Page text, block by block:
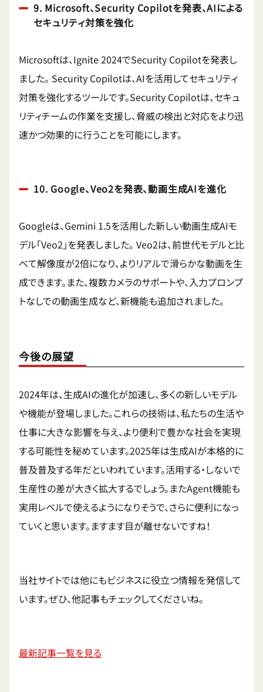
9. Microsoft、Security Copilotを発表、AIによる
セキュリティ対策を強化
Microsoftは、Ignite 2024でSecurity Copilotを発表し
ました。 Security Copilotは、AIを活用してセキュリティ
対策を強化するツールです。Security Copilotは、セキュ
リティチームの作業を支援し、脅威の検出と対応をより迅
速かつ効果的に行うことを可能にします。
10. Google、Veo2を発表、動画生成AIを進化
Googleは、Gemini 1.5を活用した新しい動画生成AIモ
デル「Veo2」を発表しました。 Veo2は、前世代モデルと比
べて解像度が2倍になり、よりリアルで滑らかな動画を生
成できます。また、複数カメラのサポートや、入力プロンプ
トなしでの動画生成など、新機能も追加されました。
今後の展望
2024年は、生成AIの進化が加速し、多くの新しいモデル
や機能が登場しました。これらの技術は、私たちの生活や
仕事に大きな影響を与え、より便利で豊かな社会を実現
する可能性を秘めています。2025年は生成AIが本格的に
普及普及する年だといわれています。活用する・しないで
生産性の差が大きく拡大するでしょう。またAgent機能も
実用レベルで使えるようになりそうで、さらに便利になっ
ていくと思います。ますます目が離せないですね！
当社サイトでは他にもビジネスに役立つ情報を発信して
います。ぜひ、他記事もチェックしてくださいね。
最新記事一覧を見る